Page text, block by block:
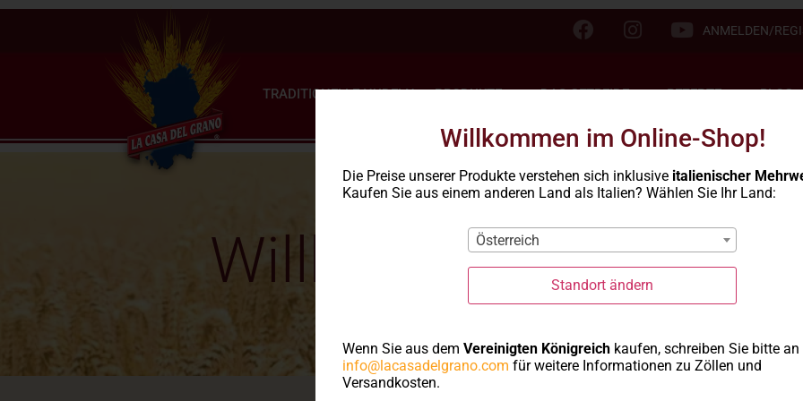
ANMELDEN/
TRADITIONELLE NUDELN PRODUKTE DAS GETREIDE REZEPTE BLOG
Willkommen im
Willkommen im Online-Shop!
Die Preise unserer Produkte verstehen sich inklusive italienischer
Kaufen Sie aus einem anderen Land als Italien? Wählen Sie Ihr Land:
Österreich
Standort ändern
Wenn Sie aus dem Vereinigten Königreich kaufen, schreiben Sie bitte an
info@lacasadelgrano.com für weitere Informationen zu Zöllen und
Versandkosten.